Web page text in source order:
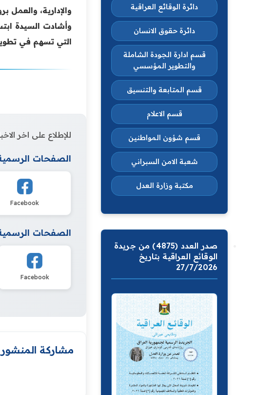
والإدارية، والعمل
وأشادت السيدة
التي تسهم في
للإطلاع على اخر
الصفحات
Facebook
الصفحات
Facebook
مشاركة
دائرة الوقائع العراقية
دائرة حقوق الانسان
قسم ادارة الجودة الشاملة
والتطوير المؤسسي
قسم المتابعة والتنسيق
قسم الاعلام
قسم شؤون المواطنين
شعبة الامن السبراني
مكتبة وزارة العدل
صدر العدد (4875) من جريدة
الوقائع العراقية بتاريخ
27/7/2026